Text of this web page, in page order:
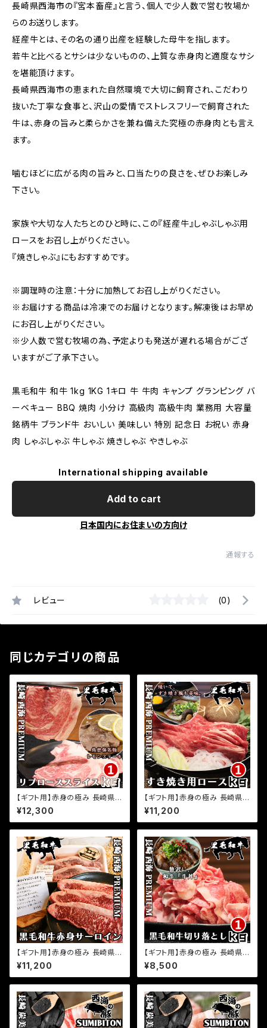
長崎県西海市の『宮本畜産』と言う、個人で少人数で営む牧場か
らのお送りします。
経産牛とは、その名の通り出産を経験した母牛を指します。
若牛と比べるとサシは少ないものの、上質な赤身肉と適度なサシ
を堪能頂けます。
長崎県西海市の恵まれた自然環境で大切に飼育され、こだわり
抜いた丁寧な食事と、沢山の愛情でストレスフリーで飼育された
牛は、赤身の旨みと柔らかさを兼ね備えた究極の赤身肉とも言え
ます。
噛むほどに広がる肉の旨みと、口当たりの良さを、ぜひお楽しみ
下さい。
家族や大切な人たちとのひと時に、この『経産牛』しゃぶしゃぶ用
ロースをお召し上がりください。
『焼きしゃぶ』にもおすすめです。
※調理時の注意：十分に加熱してお召し上がりください。
※お届けする商品は冷凍でのお届けとなります。解凍後はお早め
にお召し上がりください。
※少人数で営む牧場の為、予定よりも発送が遅れる場合がござ
いますがご了承下さい。
黒毛和牛 和牛 1kg 1KG 1キロ 牛 牛肉 キャンプ グランピング バ
ーベキュー BBQ 焼肉 小分け 高級肉 高級牛肉 業務用 大容量
銘柄牛 ブランド牛 おいしい 美味しい 特別 記念日 お祝い 赤身
肉 しゃぶしゃぶ 牛しゃぶ 焼きしゃぶ やきしゃぶ
International shipping available
Add to cart
日本国内にお住まいの方向け
通報する
レビュー (0)
同じカテゴリの商品
【ギフト用】赤身の極み 長崎県
プレミアム 経産牛 黒毛和牛 リ
ブローススライス 1kg(500g×2
パック) 小分け 国産 牛肉 サシ
メ ふるさとの味
¥12,300
【ギフト用】赤身の極み 長崎県
プレミアム経産牛 黒毛和牛 すき
焼き 炙りすき焼き 用ロース 1kg
(500g×2パック) 小分け 国産
の味
¥11,200
【ギフト用】赤身の極み 長崎県
プレミアム経産牛 黒毛和牛 赤
身 サーロインステーキ 1kg(50
0g×2パック) サーロイン 和牛
取り寄せグルメ ふるさとの味
¥11,200
【ギフト用】赤身の極み 長崎県
プレミアム経産牛 黒毛和牛 切
り落とし 1kg(500g×2パック)
小分け 国産 牛肉 お取り寄せグ
¥8,500